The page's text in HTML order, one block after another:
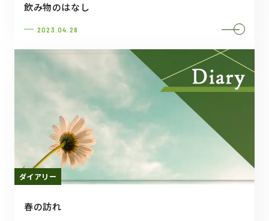
飲み物のはなし
2023.04.28
ダイアリー
春の訪れ